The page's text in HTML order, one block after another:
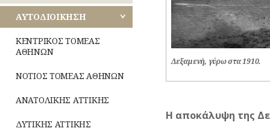
ΑΘΛΗΤΙΣΜΟΣ
ΓΛΥΠΤΙΚΗ
ΑΥΤΟΔΙΟΙΚΗΣΗ
ΚΕΝΤΡΙΚΟΣ ΤΟΜΕΑΣ
ΑΘΗΝΩΝ
ΝΟΤΙΟΣ ΤΟΜΕΑΣ ΑΘΗΝΩΝ
ΑΝΑΤΟΛΙΚΗΣ ΑΤΤΙΚΗΣ
ΔΥΤΙΚΗΣ ΑΤΤΙΚΗΣ
Δεξαμενή, γύρω στα 1910.
Η αποκάλυψη της